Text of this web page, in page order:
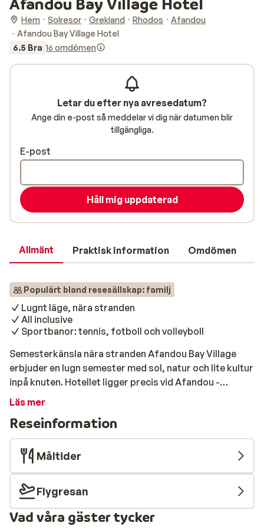
Hem Solresor Grekland Rhodos
Afandou
Afandou Bay Village Hotel
6.5 Bra 16 omdömen
Allmänt Praktisk information Omdömen
Populärt bland resesällskap: familj
Lugnt läge, nära stranden
All inclusive
Sportbanor: tennis, fotboll och volleyboll
Semesterkänsla nära stranden Afandou Bay Village
erbjuder en lugn semester med sol, natur och lite kultur
inpå knuten. Hotellet ligger precis vid Afandou -
stranden på Rhodos östkust – en fridfull plats med
Lindos. Här trivs par som söker ro och familjer som vill
ha det bekvämt. Rummen är rymliga och har balkong
eller terrass med utsikt över hav eller trädgård. Ett
enkelt val för dig som vill ha en avkopplande, grekisk
solsemester. Strand & pool Bara ett stenkast från
hotellet väntar Afandou-strand – lång, lugn och
perfekt för en dag med skön havsbris. Vill du hellre
bada i pool finns det två att välja mellan, plus en
Läs mer
Reseinformation
Måltider
Flygresan
Vad våra gäster tycker
Letar du efter nya avresedatum?
Ange din e-post så meddelar vi dig när datumen blir
tillgängliga.
E-post
Håll mig uppdaterad